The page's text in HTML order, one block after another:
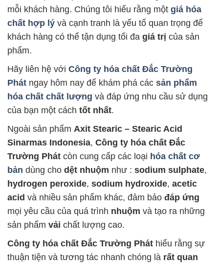
mỗi khách hàng. Chúng tôi hiểu rằng một giá hóa
chất hợp lý và cạnh tranh là yếu tố quan trọng để
khách hàng có thể tận dụng tối đa giá trị của sản
phẩm.
Hãy liên hệ với Công ty hóa chất Đắc Trường
Phát ngay hôm nay để khám phá các sản phẩm
hóa chất chất lượng và đáp ứng nhu cầu sử dụng
của bạn một cách tốt nhất.
Ngoài sản phẩm Axit Stearic – Stearic Acid
Sinarmas Indonesia, Công ty hóa chất Đắc
Trường Phát còn cung cấp các loại hóa chất cơ
bản dùng cho dệt nhuộm như : sodium sulphate,
hydrogen peroxide, sodium hydroxide, acetic
acid và nhiều sản phẩm khác, đảm bảo đáp ứng
mọi yêu cầu của quá trình nhuộm và tạo ra những
sản phẩm vải chất lượng cao.
Công ty hóa chất Đắc Trường Phát hiểu rằng sự
thuận tiện và tương tác nhanh chóng là rất quan